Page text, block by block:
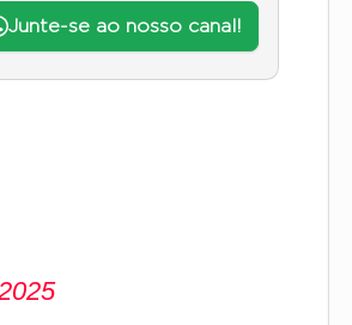
Junte-se ao nosso canal!